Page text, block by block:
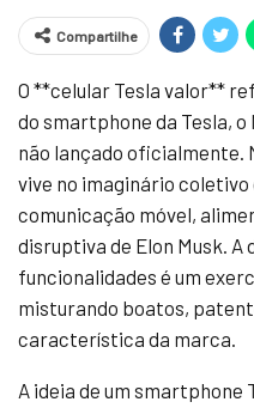
Compartilhe
O **celular Tesla valor**
do smartphone da Tesla, o
não lançado oficialmente.
vive no imaginário
comunicação móvel,
disruptiva de Elon Musk. A
funcionalidades é um
misturando boatos,
característica da marca.
A ideia de um smartphone